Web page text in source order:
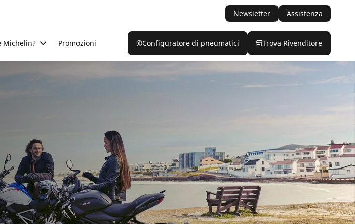
Newsletter Assistenza
Michelin? Promozioni Configuratore di pneumatici Trova Rivenditore